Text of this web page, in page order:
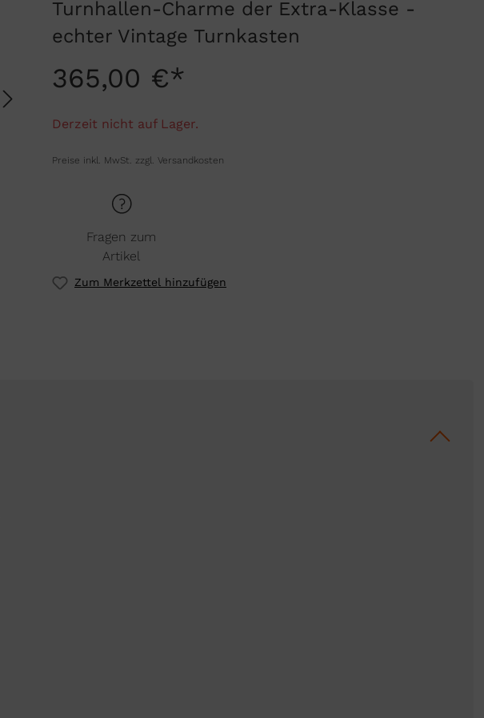
Turnhallen-Charme der Extra-Klasse -
echter Vintage Turnkasten
365,00 €*
Derzeit nicht auf Lager.
Preise inkl. MwSt. zzgl. Versandkosten
Fragen zum
Artikel
Zum Merkzettel hinzufügen